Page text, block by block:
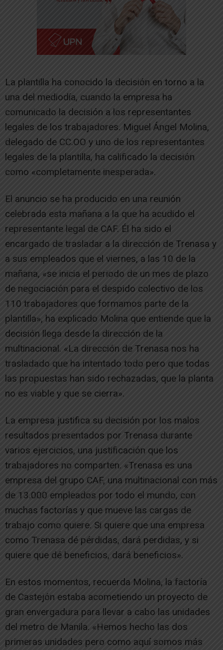
La plantilla ha conocido la decisión en torno a la
una del mediodía, cuando la empresa ha
comunicado la decisión a los representantes
legales de los trabajadores. Miguel Ángel Molina,
delegado de CC.OO y uno de los representantes
legales de la plantilla, ha calificado la decisión
como «completamente inesperada».
El anuncio se ha producido en una reunión
celebrada esta mañana a la que ha acudido el
representante legal de CAF. Él ha sido el
encargado de trasladar a la dirección de Trenasa y
a sus empleados que el viernes, a las 10 de la
mañana, «se inicia el periodo de un mes de plazo
de negociación para el despido colectivo de los
110 trabajadores que formamos parte de la
plantilla», ha explicado Molina que entiende que la
decisión llega desde la dirección de la
multinacional. «La dirección de Trenasa nos ha
trasladado que ha intentado todo pero que todas
las propuestas han sido rechazadas, que la planta
no es viable y que se cierra».
La empresa justifica su decisión por los malos
resultados presentados por Trenasa durante
varios ejercicios, una justificación que los
trabajadores no comparten. «Trenasa es una
empresa del grupo CAF, una multinacional con más
de 13.000 empleados por todo el mundo, con
muchas factorías y que mueve las cargas de
trabajo como quiere. Si quiere que una empresa
como Trenasa dé pérdidas, dará perdidas, y si
quiere que dé beneficios, dará beneficios».
En estos momentos, recuerda Molina, la factoría
de Castejón estaba acometiendo un proyecto de
gran envergadura para llevar a cabo las unidades
del metro de Manila. «Hemos hecho las dos
primeras unidades pero como aquí somos más